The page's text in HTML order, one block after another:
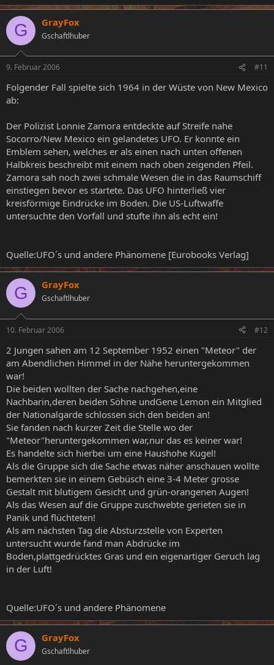
G GrayFox
Gschaftlhuber
9. Februar 2006 #11
Folgender Fall spielte sich 1964 in der Wüste von New Mexico
ab:
Der Polizist Lonnie Zamora entdeckte auf Streife nahe
Socorro/New Mexico ein gelandetes UFO. Er konnte ein
Emblem sehen, welches er als einen nach unten offenen
Halbkreis beschreibt mit einem nach oben zeigenden Pfeil.
Zamora sah noch zwei schmale Wesen die in das Raumschiff
einstiegen bevor es startete. Das UFO hinterließ vier
kreisförmige Eindrücke im Boden. Die US-Luftwaffe
untersuchte den Vorfall und stufte ihn als echt ein!
Quelle:UFO´s und andere Phänomene [Eurobooks Verlag]
G GrayFox
Gschaftlhuber
10. Februar 2006 #12
2 Jungen sahen am 12 September 1952 einen "Meteor" der
am Abendlichen Himmel in der Nähe heruntergekommen
war!
Die beiden wollten der Sache nachgehen,eine
Nachbarin,deren beiden Söhne undGene Lemon ein Mitglied
der Nationalgarde schlossen sich den beiden an!
Sie fanden nach kurzer Zeit die Stelle wo der
"Meteor"heruntergekommen war,nur das es keiner war!
Es handelte sich hierbei um eine Haushohe Kugel!
Als die Gruppe sich die Sache etwas näher anschauen wollte
bemerkten sie in einem Gebüsch eine 3-4 Meter grosse
Gestalt mit blutigem Gesicht und grün-orangenen Augen!
Als das Wesen auf die Gruppe zuschwebte gerieten sie in
Panik und flüchteten!
Als am nächsten Tag die Absturzstelle von Experten
untersucht wurde fand man Abdrücke im
Boden,plattgedrücktes Gras und ein eigenartiger Geruch lag
in der Luft!
Quelle:UFO´s und andere Phänomene
G GrayFox
Gschaftlhuber